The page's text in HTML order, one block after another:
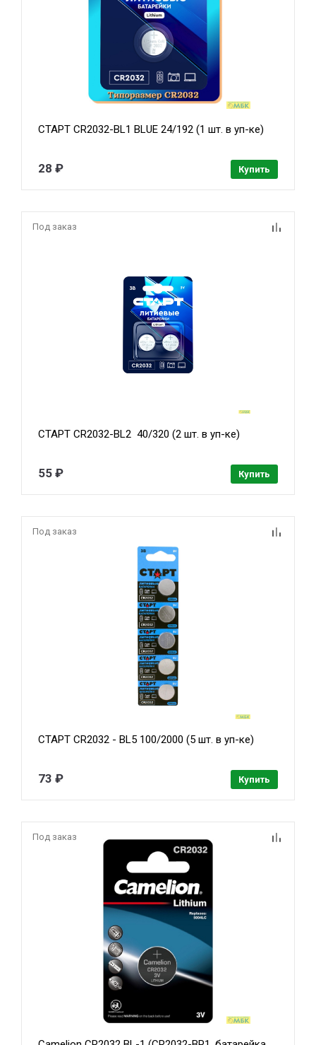
СТАРТ CR2032-BL1 BLUE 24/192 (1 шт. в уп-ке)
28 ₽ Купить
Под заказ
СТАРТ CR2032-BL2 40/320 (2 шт. в уп-ке)
55 ₽ Купить
Под заказ
СТАРТ CR2032 - BL5 100/2000 (5 шт. в уп-ке)
73 ₽ Купить
Под заказ